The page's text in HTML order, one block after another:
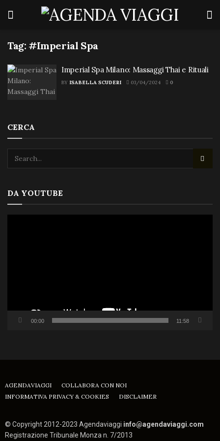
Tag: #Imperial Spa
Imperial Spa Milano: Massaggi Thai e Rituali
BY ISABELLA SCUDERI 03/04/2024 0
CERCA
DA YOUTUBE
00:00 11:58
AGENDAVIAGGI
COLLABORA CON NOI
INFORMATIVA PRIVACY & COOKIES
DISCLAIMER
© Copyright 2012-2023 Agendaviaggi info@agendaviaggi.com
Registrazione Tribunale Monza n. 7/2013